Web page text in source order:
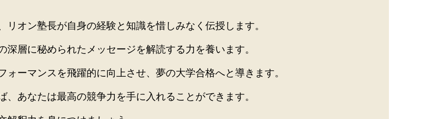
オン塾長が自身の経験と知識を惜しみなく伝授します。
層に秘められたメッセージを解読する力を養います。
ーマンスを飛躍的に向上させ、夢の大学合格へと導きます。
、あなたは最高の競争力を手に入れることができます。